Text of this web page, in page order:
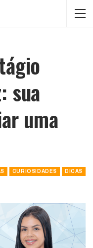
sua
uma
CURIOSIDADES DICAS